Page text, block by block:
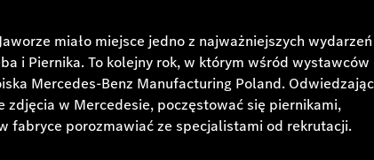
miało miejsce jedno z najważniejszych wydarzeń
i Piernika. To kolejny rok, w którym wśród wystawców
Mercedes-Benz Manufacturing Poland.
zdjęcia w Mercedesie, poczęstować się piernikami,
fabryce porozmawiać ze specjalistami od rekrutacji.